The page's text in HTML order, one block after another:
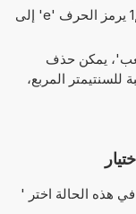
بدلاً من 1,31 × 10^5 ، يمكن كتابة 1,31e5 يرمز الحرف 'e' إلى
يمكن حذف
لـ '^2' و'^3'. بالنسبة للسنتيمتر المربع،
في هذه الحالة اختر '